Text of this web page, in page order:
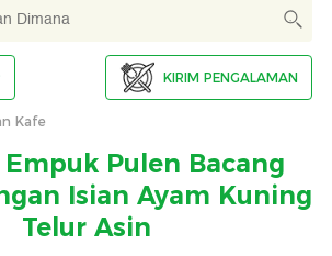
KIRIM PENGALAMAN
Kafe
Empuk Pulen Bacang
Isian Ayam Kuning
Telur Asin